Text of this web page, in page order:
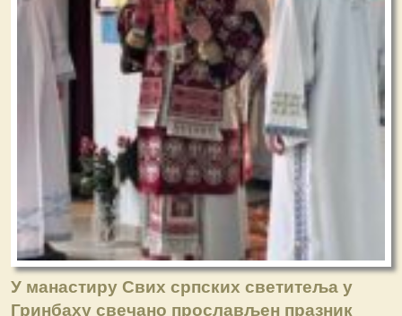
У манастиру Свих српских светитеља у
Гринбаху свечано прослављен празник